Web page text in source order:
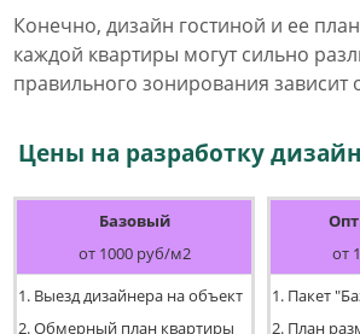
Конечно, дизайн гостиной и ее
каждой квартиры могут сильно
правильного зонирования зависит
Цены на разработку
Базовый
от 1000 руб/м2
1. Выезд дизайнера на объект
2. Обмерный план квартиры
от
1. Пакет
2. План